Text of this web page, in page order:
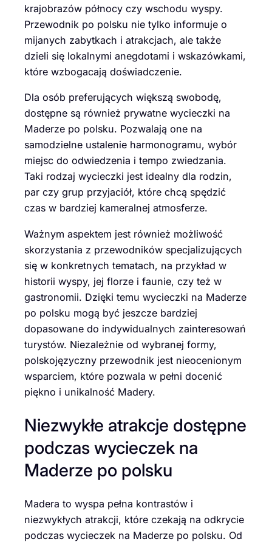
krajobrazów północy czy wschodu wyspy.
Przewodnik po polsku nie tylko informuje o
mijanych zabytkach i atrakcjach, ale także
dzieli się lokalnymi anegdotami i wskazówkami,
które wzbogacają doświadczenie.
Dla osób preferujących większą swobodę,
dostępne są również prywatne wycieczki na
Maderze po polsku. Pozwalają one na
samodzielne ustalenie harmonogramu, wybór
miejsc do odwiedzenia i tempo zwiedzania.
Taki rodzaj wycieczki jest idealny dla rodzin,
par czy grup przyjaciół, które chcą spędzić
czas w bardziej kameralnej atmosferze.
Ważnym aspektem jest również możliwość
skorzystania z przewodników specjalizujących
się w konkretnych tematach, na przykład w
historii wyspy, jej florze i faunie, czy też w
gastronomii. Dzięki temu wycieczki na Maderze
po polsku mogą być jeszcze bardziej
dopasowane do indywidualnych zainteresowań
turystów. Niezależnie od wybranej formy,
polskojęzyczny przewodnik jest nieocenionym
wsparciem, które pozwala w pełni docenić
piękno i unikalność Madery.
Niezwykłe atrakcje dostępne
podczas wycieczek na
Maderze po polsku
Madera to wyspa pełna kontrastów i
niezwykłych atrakcji, które czekają na odkrycie
podczas wycieczek na Maderze po polsku. Od